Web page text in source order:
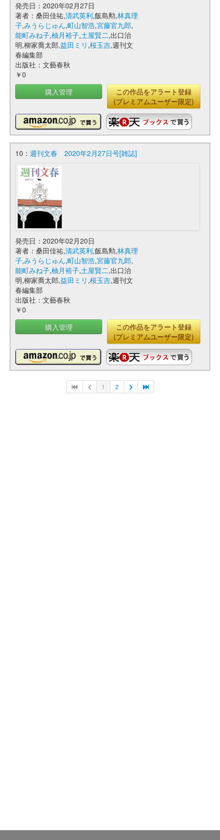
発売日：2020年02月27日
著者：桑田佳祐,清武英利,飯島勲,林真理
子,みうらじゅん,町山智浩,宮藤官九郎,
能町みね子,柚月裕子,土屋賢二,出口治
明,柳家喬太郎,益田ミリ ,桜玉吉,週刊文
春編集部
出版社：文藝春秋
￥0
購入管理
この作品をアラート登録
(プレミアムユーザー限定)
10： 週刊文春 2020年2月27日号[雑誌]
発売日：2020年02月20日
著者：桑田佳祐,清武英利,飯島勲,林真理
子,みうらじゅん,町山智浩,宮藤官九郎,
能町みね子,柚月裕子,土屋賢二,出口治
明,柳家喬太郎,益田ミリ ,桜玉吉,週刊文
春編集部
出版社：文藝春秋
￥0
購入管理
この作品をアラート登録
(プレミアムユーザー限定)
1 2